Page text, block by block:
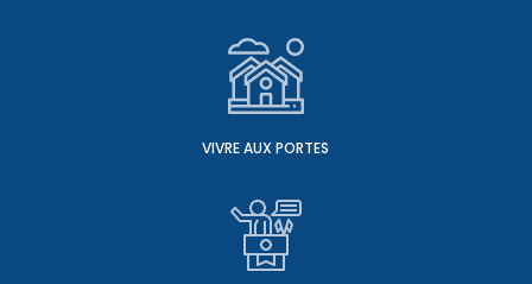
VIVRE AUX PORTES